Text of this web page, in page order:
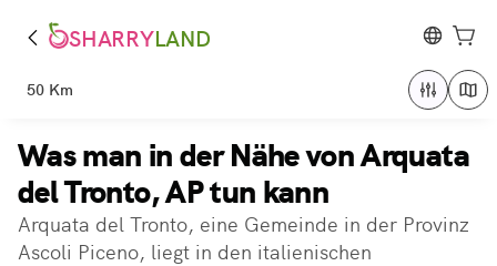
SHARRYLAND
50 Km
Was man in der Nähe von Arquata
del Tronto, AP tun kann
Arquata del Tronto, eine Gemeinde in der Provinz
Ascoli Piceno, liegt in den italienischen